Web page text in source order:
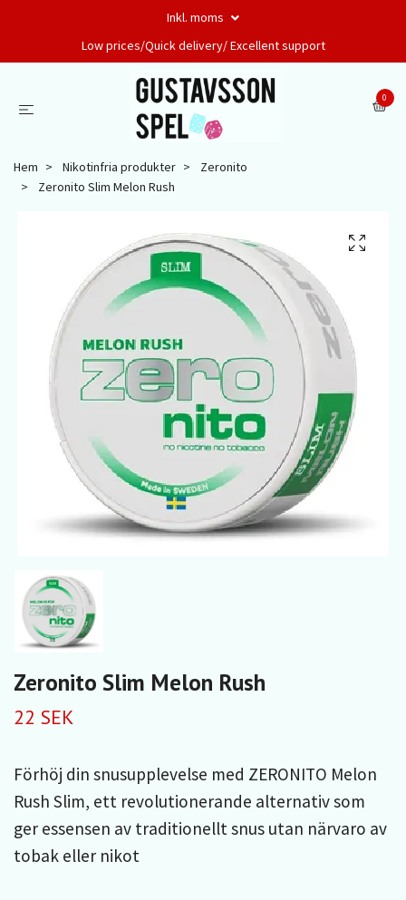
Inkl. moms
Low prices/Quick delivery/ Excellent support
0
Hem Nikotinfria produkter
Zeronito
Zeronito Slim Melon Rush
Zeronito Slim Melon Rush
22 SEK
Förhöj din snusupplevelse med ZERONITO Melon
Rush Slim, ett revolutionerande alternativ som
ger essensen av traditionellt snus utan närvaro av
tobak eller nikot